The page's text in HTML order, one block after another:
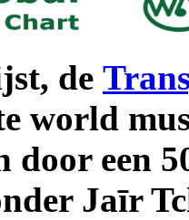
de
world
door een
Jaīr